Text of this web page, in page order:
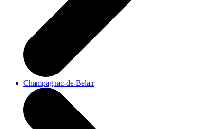
Champagnac-de-Belair